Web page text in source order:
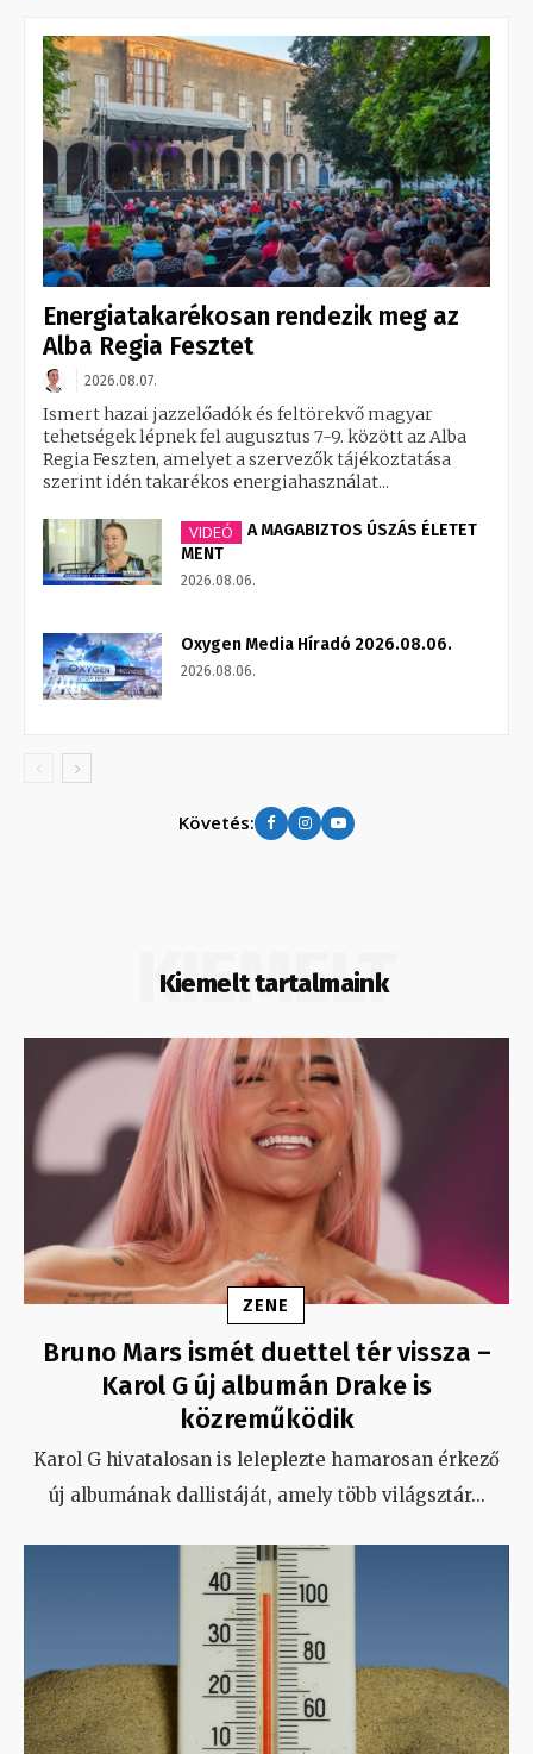
Energiatakarékosan rendezik meg az
Alba Regia Fesztet
2026.08.07.
Ismert hazai jazzelőadók és feltörekvő magyar
tehetségek lépnek fel augusztus 7-9. között az Alba
Regia Feszten, amelyet a szervezők tájékoztatása
szerint idén takarékos energiahasználat...
VIDEÓ
A MAGABIZTOS ÚSZÁS ÉLETET
MENT
2026.08.06.
Oxygen Media Híradó 2026.08.06.
2026.08.06.
Követés:
Kiemelt tartalmaink
KIEMELT
ZENE
Bruno Mars ismét duettel tér vissza –
Karol G új albumán Drake is
közreműködik
Karol G hivatalosan is leleplezte hamarosan érkező
új albumának dallistáját, amely több világsztár...